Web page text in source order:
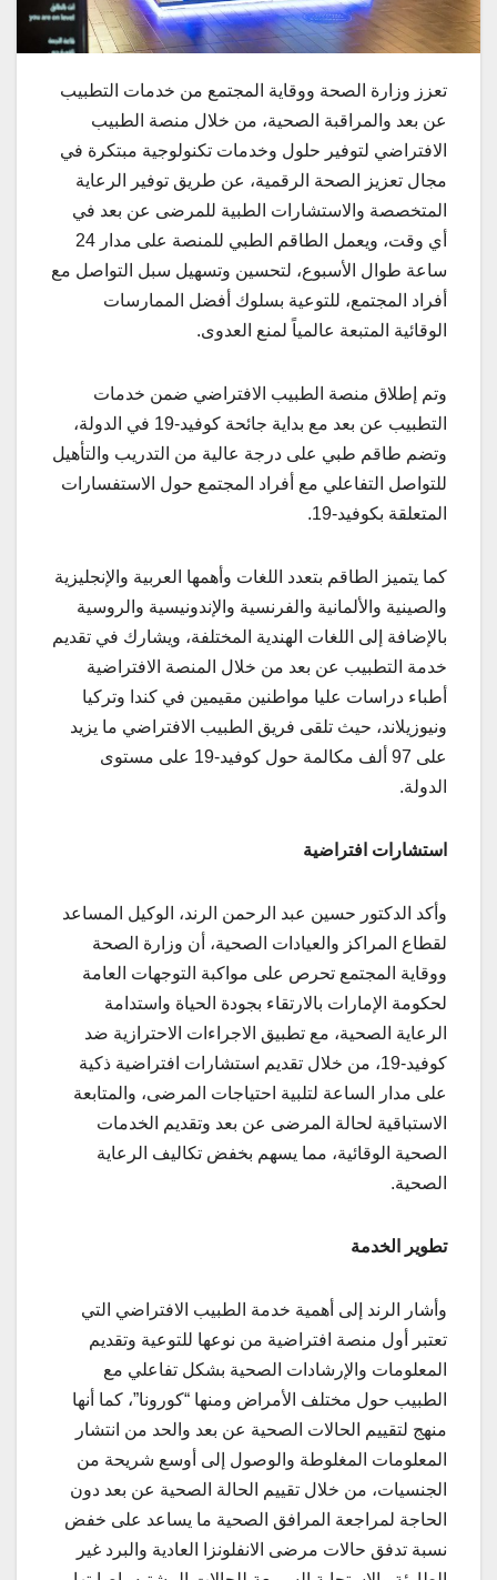
تعزز وزارة الصحة ووقاية المجتمع من خدمات التطبيب
عن بعد والمراقبة الصحية، من خلال منصة الطبيب
الافتراضي لتوفير حلول وخدمات تكنولوجية مبتكرة في
مجال تعزيز الصحة الرقمية، عن طريق توفير الرعاية
المتخصصة والاستشارات الطبية للمرضى عن بعد في
أي وقت، ويعمل الطاقم الطبي للمنصة على مدار 24
ساعة طوال الأسبوع، لتحسين وتسهيل سبل التواصل مع
أفراد المجتمع، للتوعية بسلوك أفضل الممارسات
الوقائية المتبعة عالمياً لمنع العدوى.
وتم إطلاق منصة الطبيب الافتراضي ضمن خدمات
التطبيب عن بعد مع بداية جائحة كوفيد-19 في الدولة،
وتضم طاقم طبي على درجة عالية من التدريب والتأهيل
للتواصل التفاعلي مع أفراد المجتمع حول الاستفسارات
المتعلقة بكوفيد-19.
كما يتميز الطاقم بتعدد اللغات وأهمها العربية والإنجليزية
والصينية والألمانية والفرنسية والإندونيسية والروسية
بالإضافة إلى اللغات الهندية المختلفة، ويشارك في تقديم
خدمة التطبيب عن بعد من خلال المنصة الافتراضية
أطباء دراسات عليا مواطنين مقيمين في كندا وتركيا
ونيوزيلاند، حيث تلقى فريق الطبيب الافتراضي ما يزيد
على 97 ألف مكالمة حول كوفيد-19 على مستوى
الدولة.
استشارات افتراضية
وأكد الدكتور حسين عبد الرحمن الرند، الوكيل المساعد
لقطاع المراكز والعيادات الصحية، أن وزارة الصحة
ووقاية المجتمع تحرص على مواكبة التوجهات العامة
لحكومة الإمارات بالارتقاء بجودة الحياة واستدامة
الرعاية الصحية، مع تطبيق الاجراءات الاحترازية ضد
كوفيد-19، من خلال تقديم استشارات افتراضية ذكية
على مدار الساعة لتلبية احتياجات المرضى، والمتابعة
الاستباقية لحالة المرضى عن بعد وتقديم الخدمات
الصحية الوقائية، مما يسهم بخفض تكاليف الرعاية
الصحية.
تطوير الخدمة
وأشار الرند إلى أهمية خدمة الطبيب الافتراضي التي
تعتبر أول منصة افتراضية من نوعها للتوعية وتقديم
المعلومات والإرشادات الصحية بشكل تفاعلي مع
الطبيب حول مختلف الأمراض ومنها “كورونا”، كما أنها
منهج لتقييم الحالات الصحية عن بعد والحد من انتشار
المعلومات المغلوطة والوصول إلى أوسع شريحة من
الجنسيات، من خلال تقييم الحالة الصحية عن بعد دون
الحاجة لمراجعة المرافق الصحية ما يساعد على خفض
نسبة تدفق حالات مرضى الانفلونزا العادية والبرد غير